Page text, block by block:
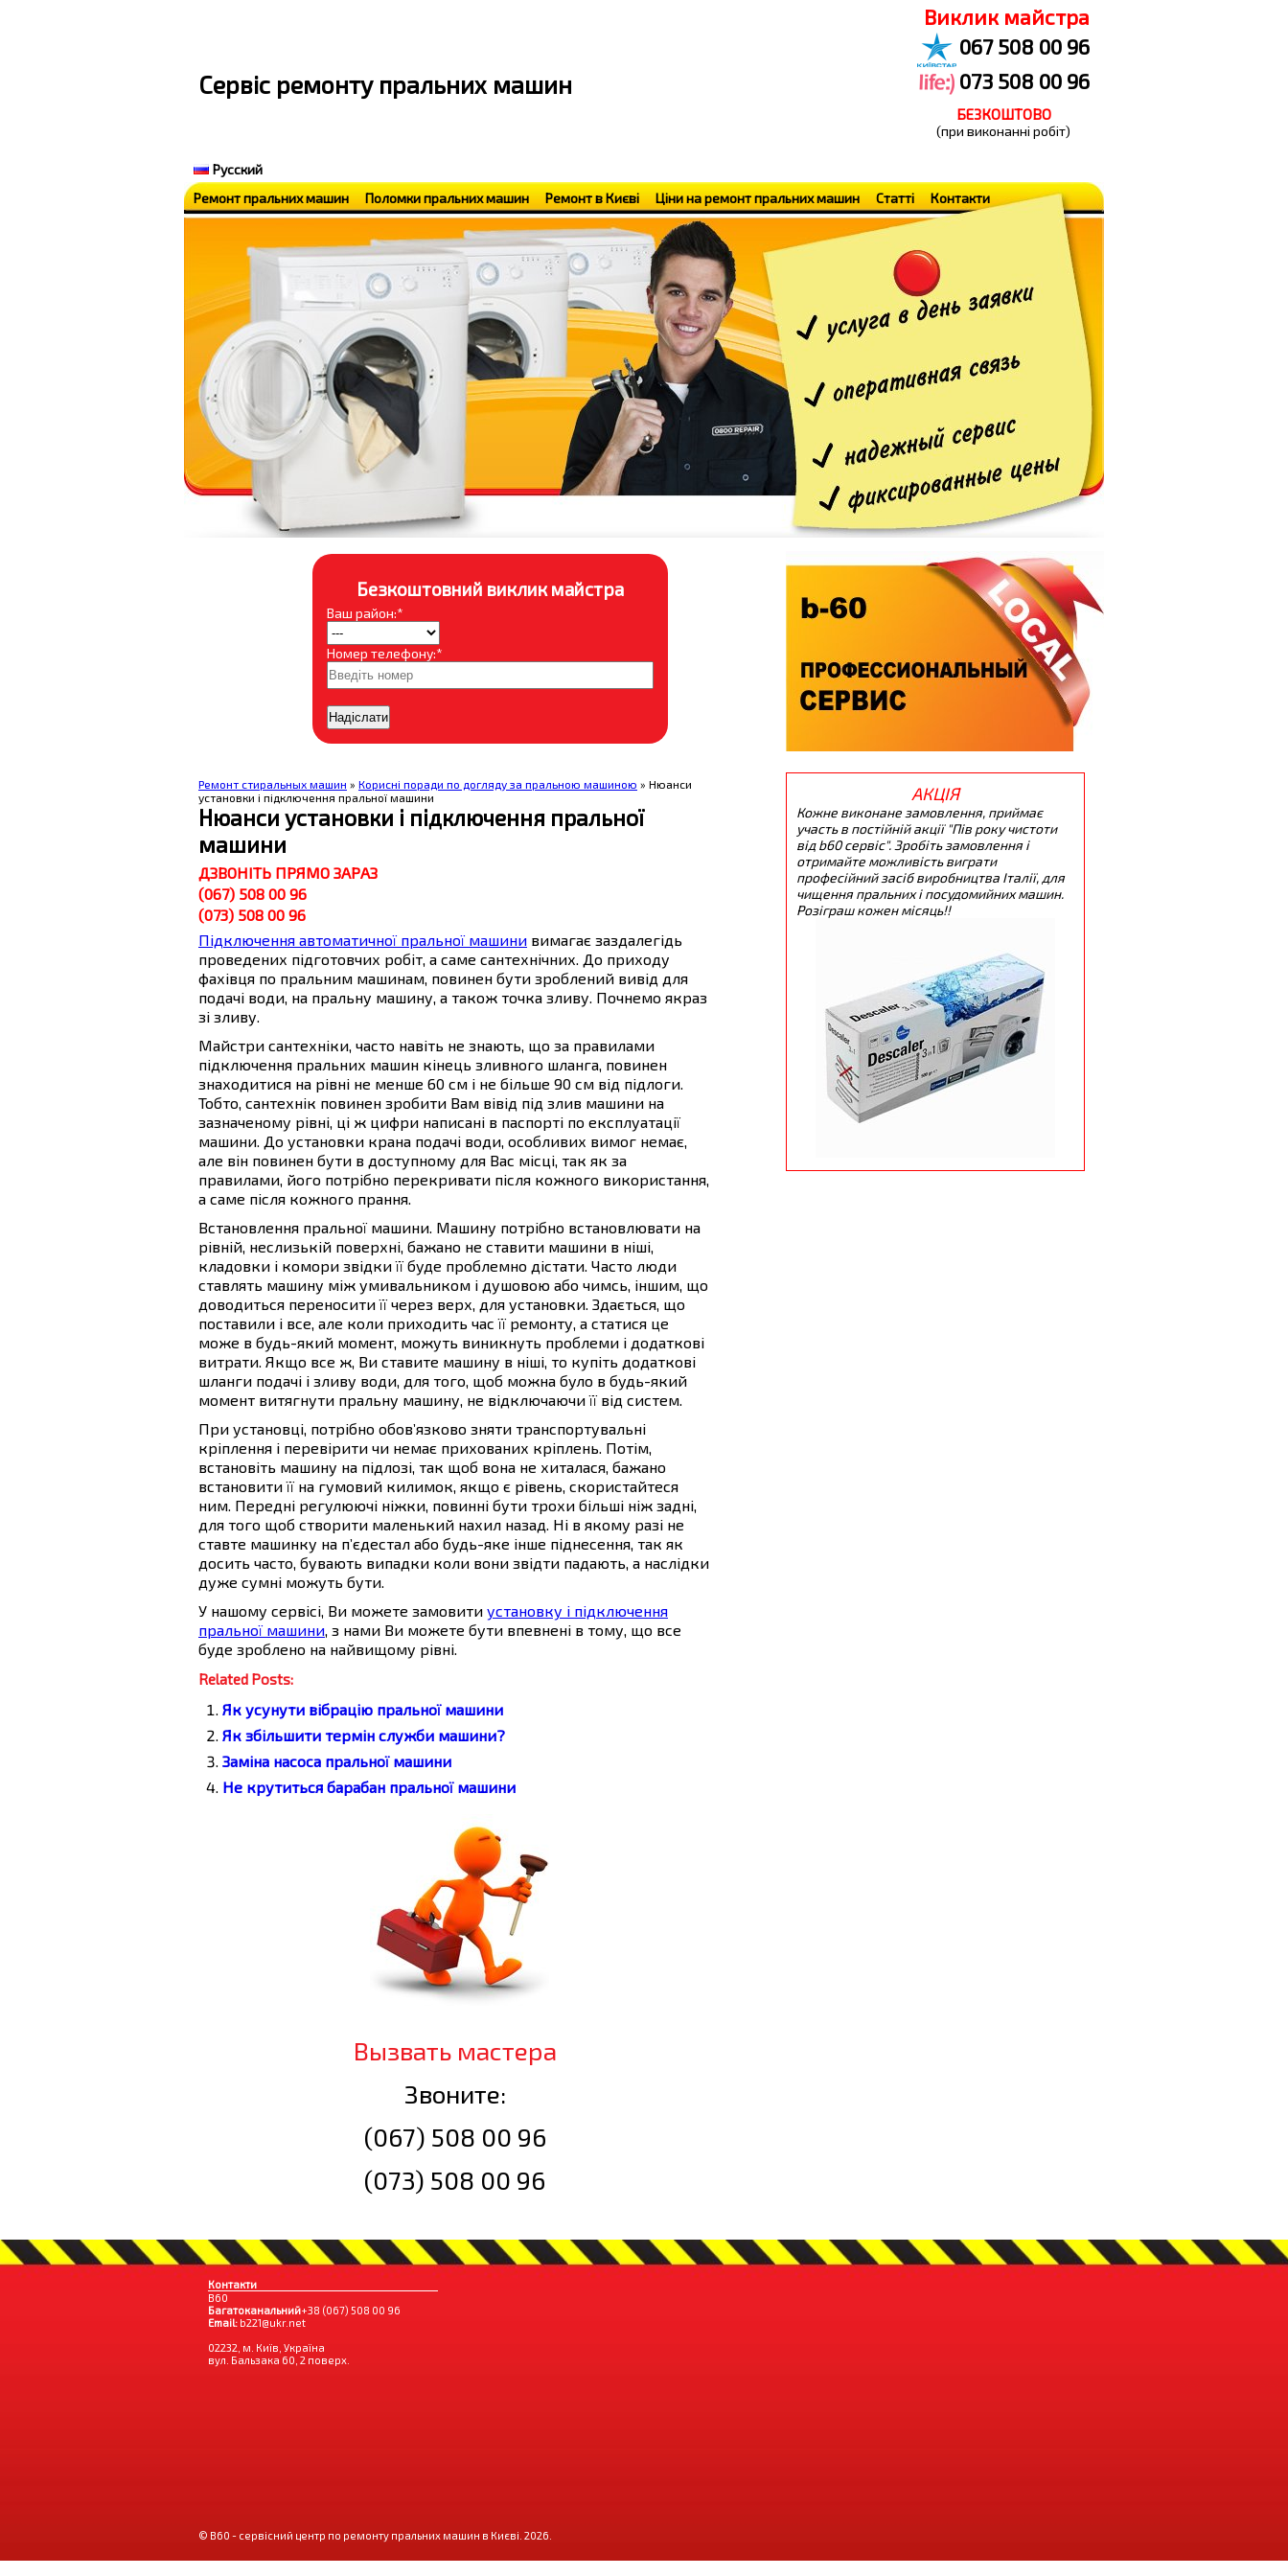
Cервіс ремонту пральних машин
Виклик майстра
067 508 00 96
073 508 00 96
БЕЗКОШТОВО
(при виконанні робіт)
Ремонт пральних машин Поломки пральних машин Ремонт в Києві Ціни на ремонт пральних машин Статті Контакти
Русский
АКЦІЯ
Кожне виконане замовлення, приймає
участь в постійній акції "Пів року чистоти
від b60 сервіс". Зробіть замовлення і
отримайте можливість виграти
професійний засіб виробництва Італії, для
чищення пральних і посудомийних машин.
Розіграш кожен місяць!!
Безкоштовний виклик майстра
Ваш район:*
Номер телефону:*
Ремонт стиральных машин » Корисні поради по догляду за пральною машиною » Нюанси
установки і підключення пральної машини
Нюанси установки і підключення пральної
машини
ДЗВОНІТЬ ПРЯМО ЗАРАЗ
(067) 508 00 96
(073) 508 00 96
Підключення автоматичної пральної машини вимагає заздалегідь
проведених підготовчих робіт, а саме сантехнічних. До приходу
фахівця по пральним машинам, повинен бути зроблений вивід для
подачі води, на пральну машину, а також точка зливу. Почнемо якраз
зі зливу.
Майстри сантехніки, часто навіть не знають, що за правилами
підключення пральних машин кінець зливного шланга, повинен
знаходитися на рівні не менше 60 см і не більше 90 см від підлоги.
Тобто, сантехнік повинен зробити Вам вівід під злив машини на
зазначеному рівні, ці ж цифри написані в паспорті по експлуатації
машини. До установки крана подачі води, особливих вимог немає,
але він повинен бути в доступному для Вас місці, так як за
правилами, його потрібно перекривати після кожного використання,
а саме після кожного прання.
Встановлення пральної машини. Машину потрібно встановлювати на
рівній, неслизькій поверхні, бажано не ставити машини в ніші,
кладовки і комори звідки її буде проблемно дістати. Часто люди
ставлять машину між умивальником і душовою або чимсь, іншим, що
доводиться переносити її через верх, для установки. Здається, що
поставили і все, але коли приходить час її ремонту, а статися це
може в будь-який момент, можуть виникнуть проблеми і додаткові
витрати. Якщо все ж, Ви ставите машину в ніші, то купіть додаткові
шланги подачі і зливу води, для того, щоб можна було в будь-який
момент витягнути пральну машину, не відключаючи її від систем.
При установці, потрібно обов’язково зняти транспортувальні
кріплення і перевірити чи немає прихованих кріплень. Потім,
встановіть машину на підлозі, так щоб вона не хиталася, бажано
встановити її на гумовий килимок, якщо є рівень, скористайтеся
ним. Передні регулюючі ніжки, повинні бути трохи більші ніж задні,
для того щоб створити маленький нахил назад. Ні в якому разі не
ставте машинку на п’єдестал або будь-яке інше піднесення, так як
досить часто, бувають випадки коли вони звідти падають, а наслідки
дуже сумні можуть бути.
У нашому сервісі, Ви можете замовити установку і підключення
пральної машини, з нами Ви можете бути впевнені в тому, що все
буде зроблено на найвищому рівні.
Related Posts:
Як усунути вібрацію пральної машини
Як збільшити термін служби машини?
Заміна насоса пральної машини
Не крутиться барабан пральної машини
Вызвать мастера
Звоните:
(067) 508 00 96
(073) 508 00 96
Контакти
B60
Багатоканальний+38 (067) 508 00 96
Email: b221@ukr.net
02232, м. Київ, Україна
вул. Бальзака 60, 2 поверх.
© B60 - сервісний центр по ремонту пральних машин в Києві. 2026.